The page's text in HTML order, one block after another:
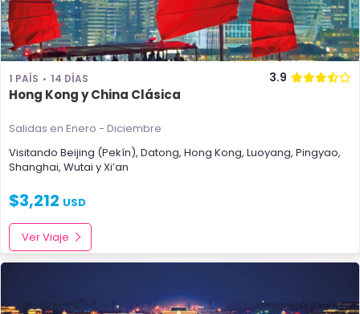
1 PAÍS 14 DÍAS 3.9
Hong Kong y China Clásica
Salidas en Enero - Diciembre
Visitando Beijing (Pekín), Datong, Hong Kong, Luoyang, Pingyao,
Shanghai, Wutai yXi’an
$3,212 USD
Ver Viaje